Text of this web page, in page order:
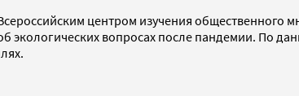
центром изучения общественного
экологических вопросах после пандемии. По